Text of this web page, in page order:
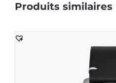
Produits similaires